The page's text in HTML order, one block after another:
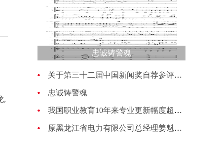
,
忠诚铸警魂
关于第三十二届中国新闻奖自荐参评作品的公示
忠诚铸警魂
我国职业教育10年来专业更新幅度超过70%
原黑龙江省电力有限公司总经理姜魁接受纪律审查和监察调查